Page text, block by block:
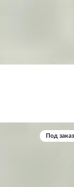
Под заказ